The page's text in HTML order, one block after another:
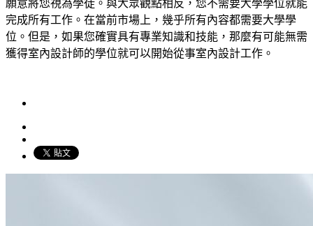
願意將您視為學徒。與大眾觀點相反，您不需要大學學位就能
完成所有工作。在當前市場上，幾乎所有內容都需要大學學
位。但是，如果您確實具有專業知識和技能，那麼有可能無需
獲得室內設計師的學位就可以開始從事室內設計工作。